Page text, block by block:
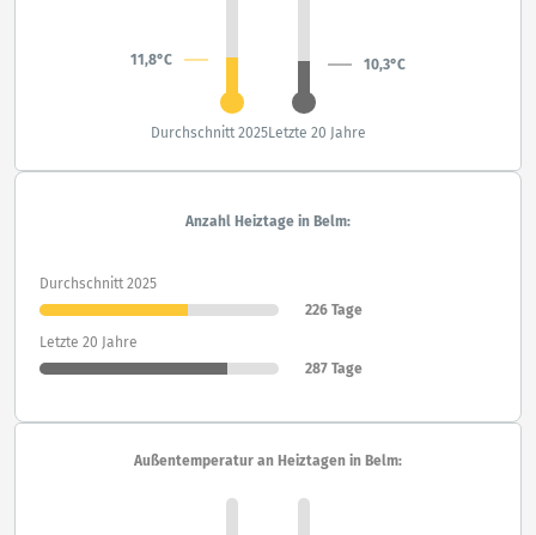
11,8°C 10,3°C
Durchschnitt 2025Letzte 20 Jahre
Anzahl Heiztage in Belm:
Durchschnitt 2025
226 Tage
Letzte 20 Jahre
287 Tage
Außentemperatur an Heiztagen in Belm: